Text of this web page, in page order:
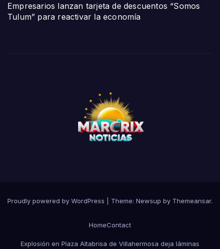
Empresarios lanzan tarjeta de descuentos “Somos
Tulum” para reactivar la economía
Proudly powered by WordPress Theme: Newsup by Themeansar.
HomeContact
Explosión en Plaza Altabrisa de Villahermosa deja láminas